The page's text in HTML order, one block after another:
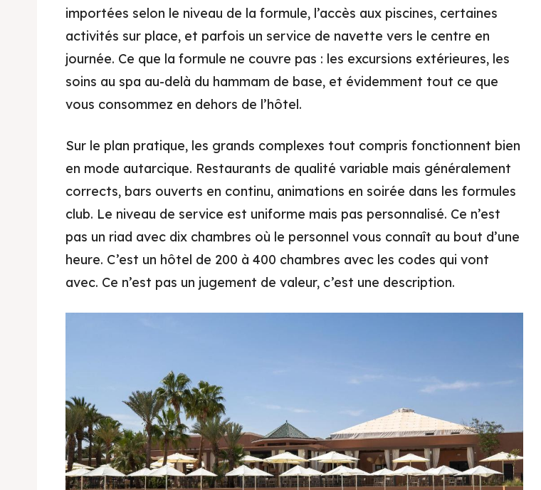
importées selon le niveau de la formule, l’accès aux piscines, certaines
activités sur place, et parfois un service de navette vers le centre en
journée. Ce que la formule ne couvre pas : les excursions extérieures, les
soins au spa au-delà du hammam de base, et évidemment tout ce que
vous consommez en dehors de l’hôtel.
Sur le plan pratique, les grands complexes tout compris fonctionnent bien
en mode autarcique. Restaurants de qualité variable mais généralement
corrects, bars ouverts en continu, animations en soirée dans les formules
club. Le niveau de service est uniforme mais pas personnalisé. Ce n’est
pas un riad avec dix chambres où le personnel vous connaît au bout d’une
heure. C’est un hôtel de 200 à 400 chambres avec les codes qui vont
avec. Ce n’est pas un jugement de valeur, c’est une description.